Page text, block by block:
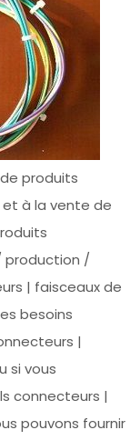
produits
à la vente de
production /
| faisceaux de
besoins
|
si vous
connecteurs |
pouvons fournir